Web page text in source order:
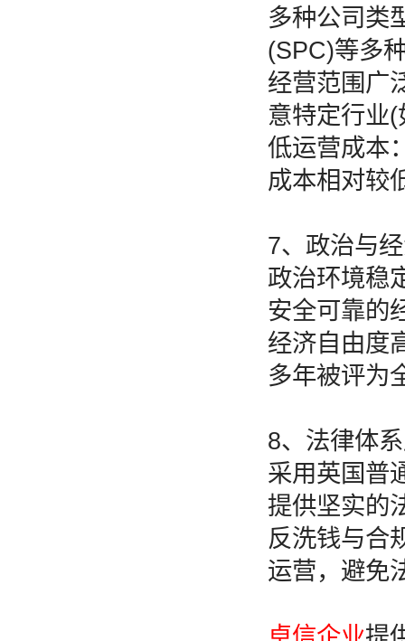
多种公司类
(SPC)等多
经营范围广
意特定行业
低运营成本
成本相对较
7、政治与
政治环境稳
安全可靠的
经济自由度
多年被评为
8、法律体
采用英国普
提供坚实的
反洗钱与合
运营，避免